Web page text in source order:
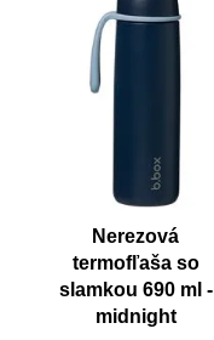
Nerezová
termofľaša so
slamkou 690 ml -
midnight